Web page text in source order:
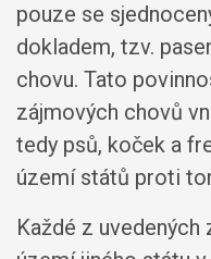
pouze se
dokladem, tzv.
chovu. Tato
zájmových chovů
tedy psů, koček a
území států proti
Každé z